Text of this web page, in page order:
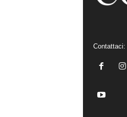
Contattaci: